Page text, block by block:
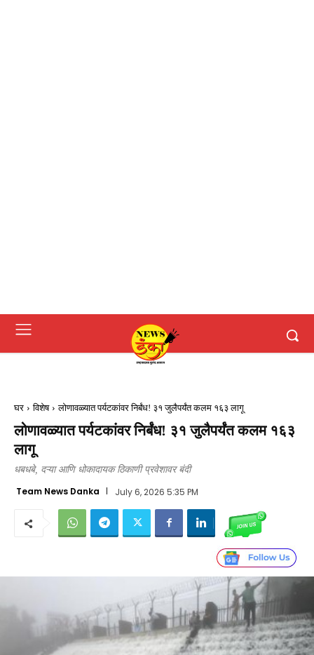
घर विशेष लोणावळ्यात पर्यटकांवर निर्बंध! ३१ जुलैपर्यंत कलम १६३ लागू
लोणावळ्यात पर्यटकांवर निर्बंध! ३१ जुलैपर्यंत कलम १६३
लागू
धबधबे, दऱ्या आणि धोकादायक ठिकाणी प्रवेशावर बंदी
Team News Danka July 6, 2026 5:35 PM